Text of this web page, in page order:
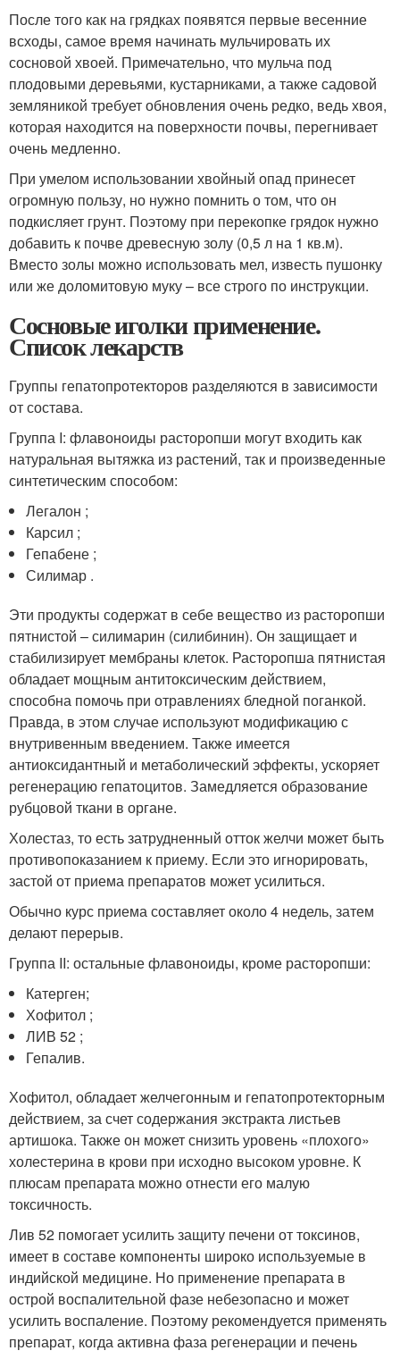
После того как на грядках появятся первые весенние
всходы, самое время начинать мульчировать их
сосновой хвоей. Примечательно, что мульча под
плодовыми деревьями, кустарниками, а также садовой
земляникой требует обновления очень редко, ведь хвоя,
которая находится на поверхности почвы, перегнивает
очень медленно.
При умелом использовании хвойный опад принесет
огромную пользу, но нужно помнить о том, что он
подкисляет грунт. Поэтому при перекопке грядок нужно
добавить к почве древесную золу (0,5 л на 1 кв.м).
Вместо золы можно использовать мел, известь пушонку
или же доломитовую муку – все строго по инструкции.
Сосновые иголки применение.
Список лекарств
Группы гепатопротекторов разделяются в зависимости
от состава.
Группа I: флавоноиды расторопши могут входить как
натуральная вытяжка из растений, так и произведенные
синтетическим способом:
Легалон ;
Карсил ;
Гепабене ;
Силимар .
Эти продукты содержат в себе вещество из расторопши
пятнистой – силимарин (силибинин). Он защищает и
стабилизирует мембраны клеток. Расторопша пятнистая
обладает мощным антитоксическим действием,
способна помочь при отравлениях бледной поганкой.
Правда, в этом случае используют модификацию с
внутривенным введением. Также имеется
антиоксидантный и метаболический эффекты, ускоряет
регенерацию гепатоцитов. Замедляется образование
рубцовой ткани в органе.
Холестаз, то есть затрудненный отток желчи может быть
противопоказанием к приему. Если это игнорировать,
застой от приема препаратов может усилиться.
Обычно курс приема составляет около 4 недель, затем
делают перерыв.
Группа II: остальные флавоноиды, кроме расторопши:
Катерген;
Хофитол ;
ЛИВ 52 ;
Гепалив.
Хофитол, обладает желчегонным и гепатопротекторным
действием, за счет содержания экстракта листьев
артишока. Также он может снизить уровень «плохого»
холестерина в крови при исходно высоком уровне. К
плюсам препарата можно отнести его малую
токсичность.
Лив 52 помогает усилить защиту печени от токсинов,
имеет в составе компоненты широко используемые в
индийской медицине. Но применение препарата в
острой воспалительной фазе небезопасно и может
усилить воспаление. Поэтому рекомендуется применять
препарат, когда активна фаза регенерации и печень